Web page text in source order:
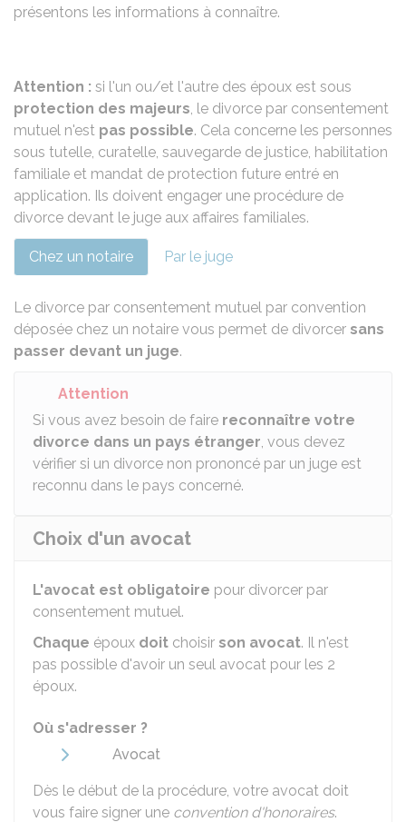
présentons les informations à connaître.
Attention : si l'un ou/et l'autre des époux est sous
protection des majeurs, le divorce par consentement
mutuel n'est pas possible. Cela concerne les personnes
sous tutelle, curatelle, sauvegarde de justice, habilitation
familiale et mandat de protection future entré en
application. Ils doivent engager une procédure de
divorce devant le juge aux affaires familiales.
Chez un notaire Par le juge
Le divorce par consentement mutuel par convention
déposée chez un notaire vous permet de divorcer sans
passer devant un juge.
Attention
Si vous avez besoin de faire reconnaître votre
divorce dans un pays étranger, vous devez
vérifier si un divorce non prononcé par un juge est
reconnu dans le pays concerné.
Choix d'un avocat
L'avocat est obligatoire pour divorcer par
consentement mutuel.
Chaque époux doit choisir son avocat. Il n'est
pas possible d'avoir un seul avocat pour les 2
époux.
Où s'adresser ?
Avocat
Dès le début de la procédure, votre avocat doit
vous faire signer une convention d'honoraires.